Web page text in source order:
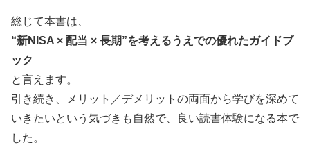
総じて本書は、
“新NISA × 配当 × 長期”を考えるうえでの優れたガイドブ
ック
と言えます。
引き続き、メリット／デメリットの両面から学びを深めて
いきたいという気づきも自然で、良い読書体験になる本で
した。